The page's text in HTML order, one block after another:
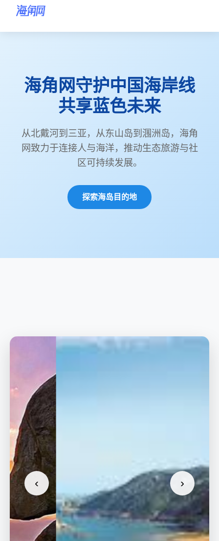
海角网海岛目的地
海角网环保行动
关于海角网
海角网首页
海角网守护中国海岸线
共享蓝色未来
从北戴河到三亚，从东山岛到涠洲岛，海角
网致力于连接人与海洋，推动生态旅游与社
区可持续发展。
探索海岛目的地
‹ ›